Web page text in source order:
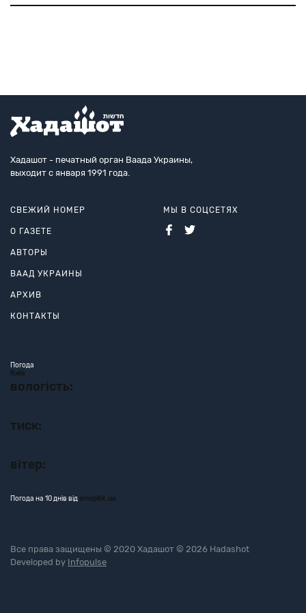
отдельно взятого «еврейского» вопроса —
Хадашот - печатный орган Ваада Украины,
выходит с января 1991 года.
СВЕЖИЙ НОМЕР
О ГАЗЕТЕ
АВТОРЫ
ВААД УКРАИНЫ
АРХИВ
КОНТАКТЫ
МЫ В СОЦСЕТЯХ
Погода
Київ
вологість:
тиск:
вітер:
Погода на 10 днів від sinoptik.ua
Все права защищены © 2020 Хадашот © 2026 Hadashot
Developed by Infopulse